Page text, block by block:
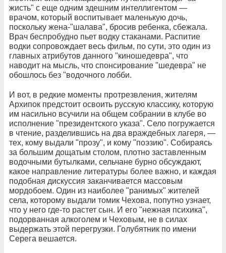
жисть" с еще одним здешним интеллигентом —
врачом, который воспитывает маленькую дочь,
поскольку жена-"шалава", бросив ребенка, сбежала.
Врач беспробудно пьет водку стаканами. Распитие
водки сопровождает весь фильм, по сути, это один из
главных атрибутов данного "киношедевра", что
наводит на мысль, что спонсирование "шедевра" не
обошлось без "водочного лобби.
И вот, в редкие моменты протрезвления, жителям
Архипок предстоит освоить русскую классику, которую
им насильно всучили на общем собрании в клубе во
исполнение "президентского указа". Село погружается
в чтение, разделившись на два враждебных лагеря, —
тех, кому выдали "прозу", и кому "поэзию". Собираясь
за большим дощатым столом, плотно заставленным
водочными бутылками, сельчане бурно обсуждают,
какое направление литературы более важно, и каждая
подобная дискуссия заканчивается массовым
мордобоем. Один из наиболее "ранимых" жителей
села, которому выдали томик Чехова, попутно узнает,
что у него где-то растет сын. И его "нежная психика",
подорванная алкоголем и Чеховым, не в силах
выдержать этой перегрузки. Голубятник по имени
Серега вешается.